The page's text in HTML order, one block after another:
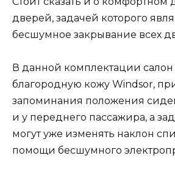
дверей, задачей которого
бесшумное закрывание всех
В данной комплектации салон
благородную кожу Windsor,
запоминания положения
и у переднего пассажира, а
могут уже изменять наклон
помощи бесшумного